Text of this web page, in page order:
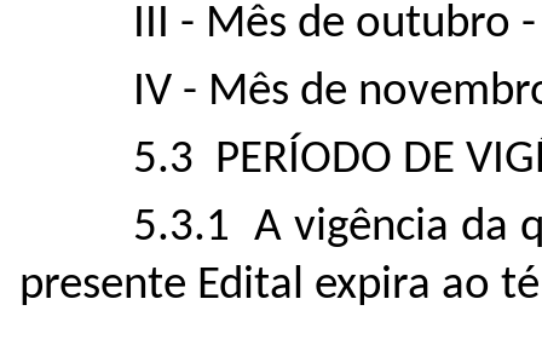
III - Mês de outubro
IV - Mês de
5.3 PERÍODO DE
5.3.1 A vigência da
presente Edital expira ao